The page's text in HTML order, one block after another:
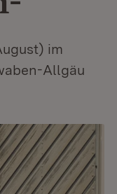
im
Allgäu